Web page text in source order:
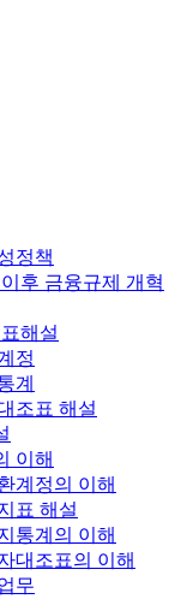
정책
후 금융규제 개혁
해설
정
계
조표 해설
이해
계정의 이해
표 해설
통계의 이해
대조표의 이해
무